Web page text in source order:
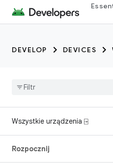
DEVELOP DEVICES
Wszystkie urządzenia ⍈
Rozpocznij